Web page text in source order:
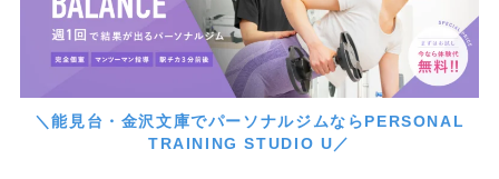
＼能見台・金沢文庫でパーソナルジムならPERSONAL
TRAINING STUDIO U／